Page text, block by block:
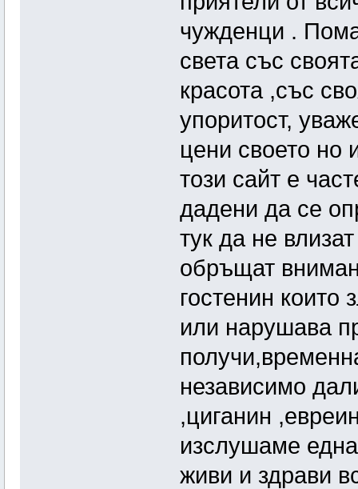
чужденци .
света със
красота ,със
упoритост,
цени своето но
този сайт е
дадени да се
тук да не
обръщат
гостенин които
или нарушава
независимо
,циганин
изслушаме
живи и здрави